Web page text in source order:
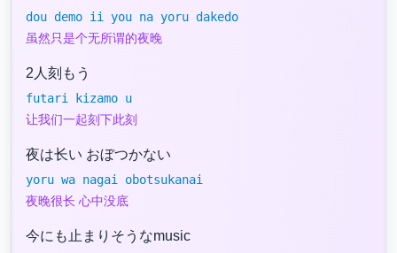
dou demo ii you na yoru dakedo
虽然只是个无所谓的夜晚
2人刻もう
futari kizamo u
让我们一起刻下此刻
夜は长い おぼつかない
yoru wa nagai obotsukanai
夜晚很长 心中没底
今にも止まりそうなmusic